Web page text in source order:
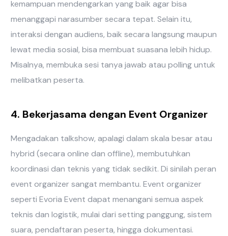
kemampuan mendengarkan yang baik agar bisa
menanggapi narasumber secara tepat. Selain itu,
interaksi dengan audiens, baik secara langsung maupun
lewat media sosial, bisa membuat suasana lebih hidup.
Misalnya, membuka sesi tanya jawab atau polling untuk
melibatkan peserta.
4. Bekerjasama dengan Event Organizer
Mengadakan talkshow, apalagi dalam skala besar atau
hybrid (secara online dan offline), membutuhkan
koordinasi dan teknis yang tidak sedikit. Di sinilah peran
event organizer sangat membantu. Event organizer
seperti Evoria Event dapat menangani semua aspek
teknis dan logistik, mulai dari setting panggung, sistem
suara, pendaftaran peserta, hingga dokumentasi.